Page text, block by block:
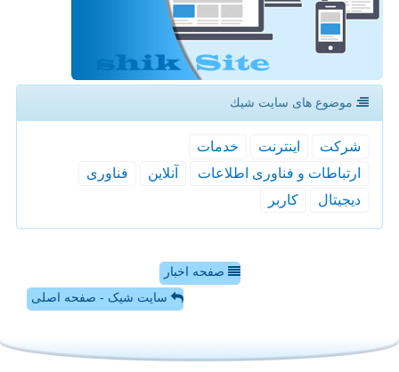
موضوع های سایت شیك
شركت اینترنت
خدمات
ارتباطات و فناوری اطلاعات
آنلاین
فناوری
دیجیتال
كاربر
صفحه اخبار
سایت شیک - صفحه اصلی